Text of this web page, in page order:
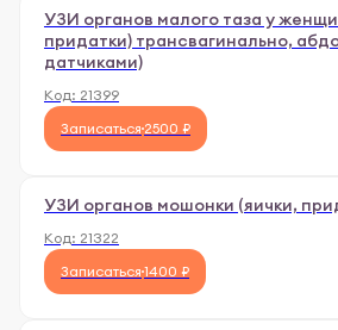
УЗИ органов малого таза у
придатки) трансвагинально,
датчиками)
Код: 21399
Записаться 2500 ₽
УЗИ органов мошонки (яички,
Код: 21322
Записаться 1400 ₽